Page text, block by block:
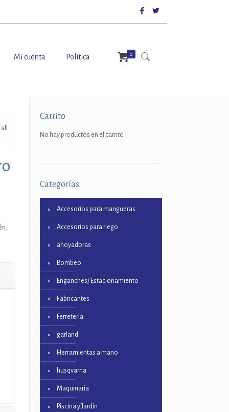
Mi cuenta Política 0
,
Carrito
No hay productos en el carrito.
Categorías
Accesorios para mangueras
Accesorios para riego
ahoyadoras
Bombeo
Enganches/ Estacionamiento
Fabricantes
Ferreteria
garland
Herramientas a mano
husqvarna
Maquinaria
Piscina y Jardín